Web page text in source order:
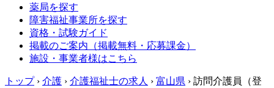
薬局を探す
障害福祉事業所を探す
資格・試験ガイド
掲載のご案内（掲載無料・応募課金）
施設・事業者様はこちら
トップ › 介護 › 介護福祉士の求人 › 富山県 › 訪問介護員（登